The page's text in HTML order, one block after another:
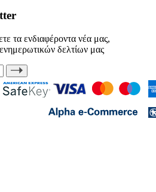
τα ενδιαφέροντα νέα μας,
δελτίων μας